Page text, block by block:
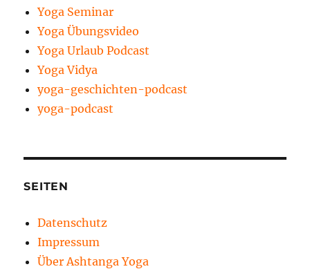
Yoga Seminar
Yoga Übungsvideo
Yoga Urlaub Podcast
Yoga Vidya
yoga-geschichten-podcast
yoga-podcast
SEITEN
Datenschutz
Impressum
Über Ashtanga Yoga